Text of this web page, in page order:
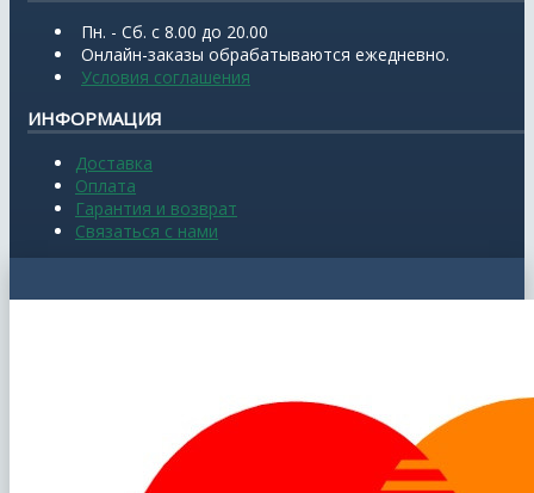
Пн. - Сб. с 8.00 до 20.00
Онлайн-заказы обрабатываются ежедневно.
Условия соглашения
ИНФОРМАЦИЯ
Доставка
Оплата
Гарантия и возврат
Связаться с нами